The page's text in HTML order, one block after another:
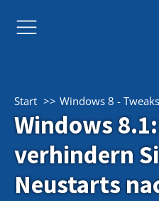
Start Windows 8 - Tweaks
Windows
verhindern
Neustarts